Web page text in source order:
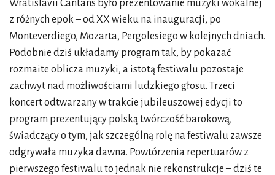
Wratislavii Cantans było prezentowanie muzyki wokalnej
z różnych epok – od XX wieku na inauguracji, po
Monteverdiego, Mozarta, Pergolesiego w kolejnych dniach.
Podobnie dziś układamy program tak, by pokazać
rozmaite oblicza muzyki, a istotą festiwalu pozostaje
zachwyt nad możliwościami ludzkiego głosu. Trzeci
koncert odtwarzany w trakcie jubileuszowej edycji to
program prezentujący polską twórczość barokową,
świadczący o tym, jak szczególną rolę na festiwalu zawsze
odgrywała muzyka dawna. Powtórzenia repertuarów z
pierwszego festiwalu to jednak nie rekonstrukcje – dziś te